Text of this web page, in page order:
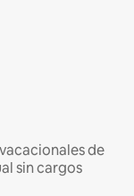
de
sin cargos